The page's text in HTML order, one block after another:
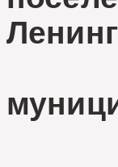
2.3.